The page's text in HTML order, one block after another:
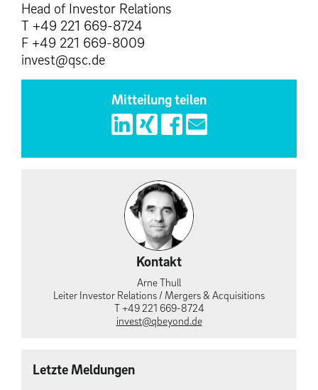
Head of Investor Relations
T +49 221 669-8724
F +49 221 669-8009
invest@qsc.de
Mitteilung teilen
Kontakt
Arne Thull
Leiter Investor Relations / Mergers & Acquisitions
T +49 221 669-8724
invest@qbeyond.de
Letzte Meldungen